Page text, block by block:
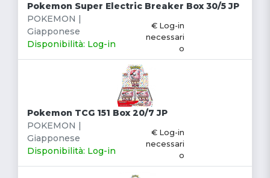
Pokemon Super Electric Breaker Box 30/5 JP
POKEMON |
Giapponese
Disponibilità: Log-in
€ Log-in
necessari
o
Pokemon TCG 151 Box 20/7 JP
POKEMON |
Giapponese
Disponibilità: Log-in
€ Log-in
necessari
o